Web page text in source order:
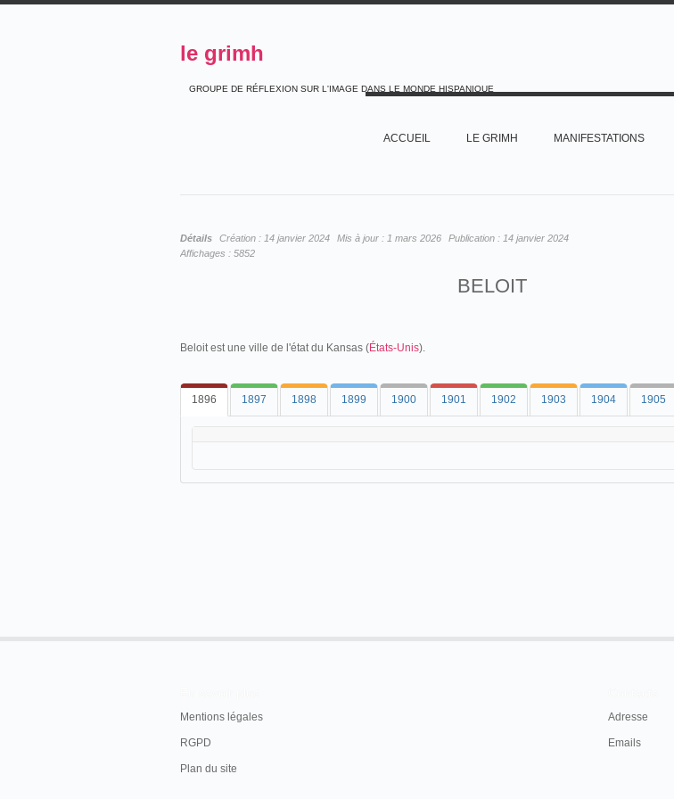
le grimh
GROUPE DE RÉFLEXION SUR L'IMAGE DANS LE MONDE HISPANIQUE
ACCUEIL LE GRIMH MANIFESTATIONS
Détails Création : 14 janvier 2024 Mis à jour : 1 mars 2026 Publication : 14 janvier 2024
Affichages : 5852
BELOIT
Beloit est une ville de l'état du Kansas (États-Unis).
1896 1897 1898 1899 1900 1901 1902 1903 1904 1905
Mentions légales
RGPD
Plan du site
Adresse
Emails